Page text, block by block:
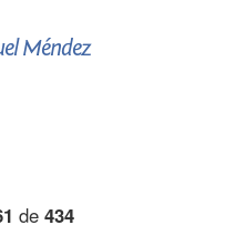
Méndez
de 434